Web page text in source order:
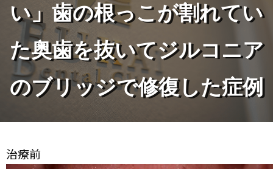
い」歯の根っこが割れてい
た奥歯を抜いてジルコニア
のブリッジで修復した症例
治療前